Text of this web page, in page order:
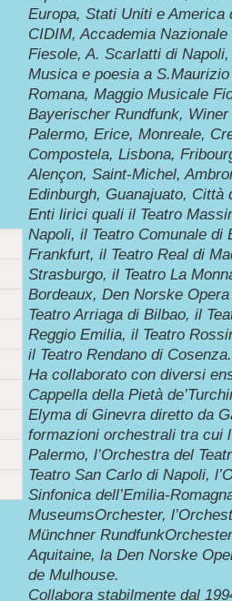
Europa, Stati Uniti e
CIDIM, Accademia
Fiesole, A. Scarlatti di
Musica e poesia a
Romana, Maggio Musicale
Bayerischer Rundfunk,
Palermo, Erice, Monreale,
Compostela, Lisbona,
Alençon, Saint-Michel,
Edinburgh, Guanajuato,
Enti lirici quali il Teatro
Napoli, il Teatro Comunale di
Frankfurt, il Teatro Real di
Strasburgo, il Teatro La
Bordeaux, Den Norske
Teatro Arriaga di Bilbao, il
Reggio Emilia, il Teatro
il Teatro Rendano di Cosenza.
Ha collaborato con diversi
Cappella della Pietà
Elyma di Ginevra diretto da
formazioni orchestrali tra cui
Palermo, l’Orchestra del
Teatro San Carlo di Napoli,
Sinfonica dell’Emilia-
MuseumsOrchester,
Münchner
Aquitaine, la Den Norske
de Mulhouse.
Collabora stabilmente dal